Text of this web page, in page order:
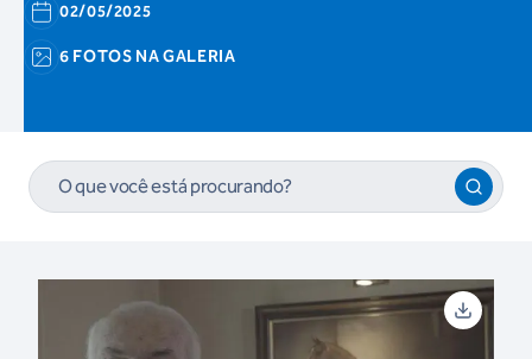
02/05/2025
6 FOTOS NA GALERIA